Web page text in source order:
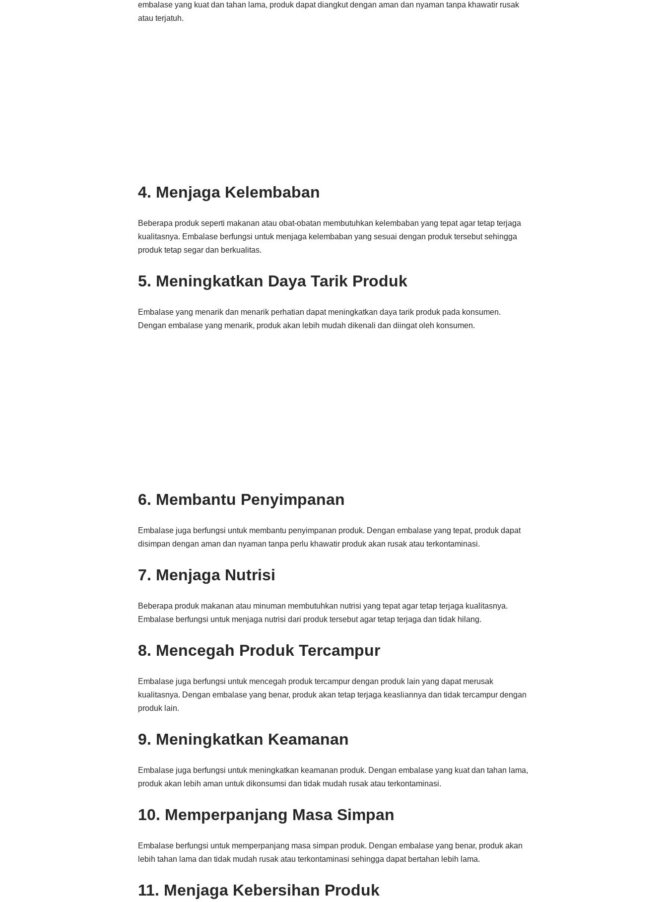
embalase yang kuat dan tahan lama, produk dapat diangkut dengan aman dan nyaman tanpa khawatir rusak
atau terjatuh.
4. Menjaga Kelembaban
Beberapa produk seperti makanan atau obat-obatan membutuhkan kelembaban yang tepat agar tetap terjaga
kualitasnya. Embalase berfungsi untuk menjaga kelembaban yang sesuai dengan produk tersebut sehingga
produk tetap segar dan berkualitas.
5. Meningkatkan Daya Tarik Produk
Embalase yang menarik dan menarik perhatian dapat meningkatkan daya tarik produk pada konsumen.
Dengan embalase yang menarik, produk akan lebih mudah dikenali dan diingat oleh konsumen.
6. Membantu Penyimpanan
Embalase juga berfungsi untuk membantu penyimpanan produk. Dengan embalase yang tepat, produk dapat
disimpan dengan aman dan nyaman tanpa perlu khawatir produk akan rusak atau terkontaminasi.
7. Menjaga Nutrisi
Beberapa produk makanan atau minuman membutuhkan nutrisi yang tepat agar tetap terjaga kualitasnya.
Embalase berfungsi untuk menjaga nutrisi dari produk tersebut agar tetap terjaga dan tidak hilang.
8. Mencegah Produk Tercampur
Embalase juga berfungsi untuk mencegah produk tercampur dengan produk lain yang dapat merusak
kualitasnya. Dengan embalase yang benar, produk akan tetap terjaga keasliannya dan tidak tercampur dengan
produk lain.
9. Meningkatkan Keamanan
Embalase juga berfungsi untuk meningkatkan keamanan produk. Dengan embalase yang kuat dan tahan lama,
produk akan lebih aman untuk dikonsumsi dan tidak mudah rusak atau terkontaminasi.
10. Memperpanjang Masa Simpan
Embalase berfungsi untuk memperpanjang masa simpan produk. Dengan embalase yang benar, produk akan
lebih tahan lama dan tidak mudah rusak atau terkontaminasi sehingga dapat bertahan lebih lama.
11. Menjaga Kebersihan Produk